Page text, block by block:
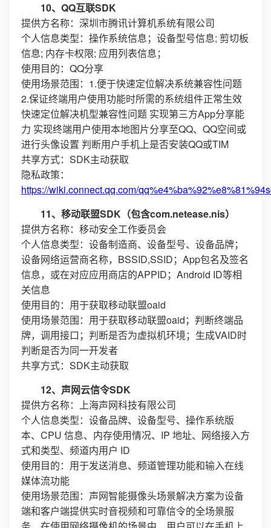
10、QQ互联SDK
提供方名称：深圳市腾讯计算机系统有限公司
个人信息类型：操作系统信息；设备型号信息; 剪切板
信息; 内存卡权限; 应用列表信息；
使用目的：QQ分享
使用场景范围：1.便于快速定位解决系统兼容性问题
2.保证终端用户使用功能时所需的系统组件正常生效
快速定位解决机型兼容性问题 实现第三方App分享能
力 实现终端用户使用本地图片分享至QQ、QQ空间或
进行头像设置 判断用户手机上是否安装QQ或TIM
共享方式：SDK主动获取
隐私政策：
https://wiki.connect.qq.com/
11、移动联盟SDK（包含com.netease.nis）
提供方名称：移动安全工作委员会
个人信息类型：设备制造商、设备型号、设备品牌；
设备网络运营商名称，BSSID,SSID；App包名及签名
信息，或在对应应用商店的APPID；Android ID等相
关信息
使用目的：用于获取移动联盟oaid
使用场景范围：用于获取移动联盟oaid；判断终端品
牌，调用接口；判断是否为虚拟机环境；生成VAID时
判断是否为同一开发者
共享方式：SDK主动获取
12、声网云信令SDK
提供方名称：上海声网科技有限公司
个人信息类型：设备品牌、设备型号、操作系统版
本、CPU 信息、内存使用情况、IP 地址、网络接入方
式和类型、频道内用户 ID
使用目的：用于发送消息、频道管理功能和输入在线
媒体流功能
使用场景范围：声网智能摄像头场景解决方案为设备
端和客户端提供实时音视频和可靠信令的全场景服